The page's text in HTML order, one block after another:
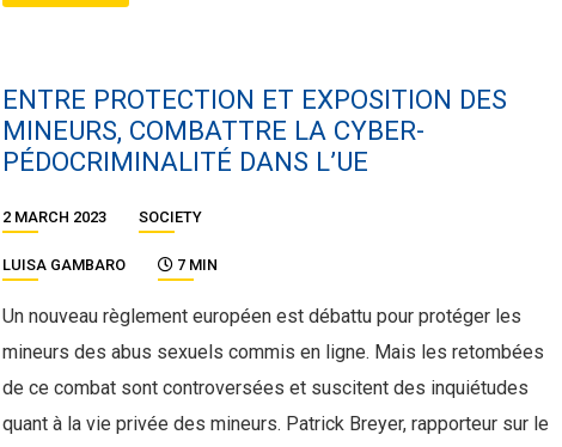
ENTRE PROTECTION ET EXPOSITION DES
MINEURS, COMBATTRE LA CYBER-
PÉDOCRIMINALITÉ DANS L’UE
2 MARCH 2023 SOCIETY
LUISA GAMBARO 7 MIN
Un nouveau règlement européen est débattu pour protéger les
mineurs des abus sexuels commis en ligne. Mais les retombées
de ce combat sont controversées et suscitent des inquiétudes
quant à la vie privée des mineurs. Patrick Breyer, rapporteur sur le